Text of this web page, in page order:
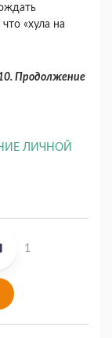
«хула на
Продолжение
1